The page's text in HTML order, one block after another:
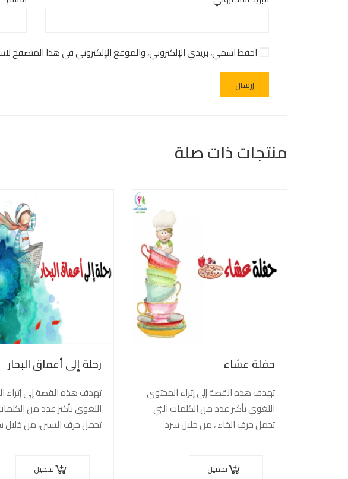
احفظ اسمي، بريدي الإلكتروني، والموقع الإلكتروني في هذا المتصفح
منتجات ذات صلة
حفلة عشاء
تهدف هذه القصة إلى إثراء المحتوى
اللغوي بأكبر عدد من الكلمات التي
تحمل حرف الخاء ، من خلال سرد
تحميل
رحلة إلى أعماق البحار
تهدف هذه القصة إلى إثراء
اللغوي بأكبر عدد من
تحمل حرف السين، من خلال
تحميل